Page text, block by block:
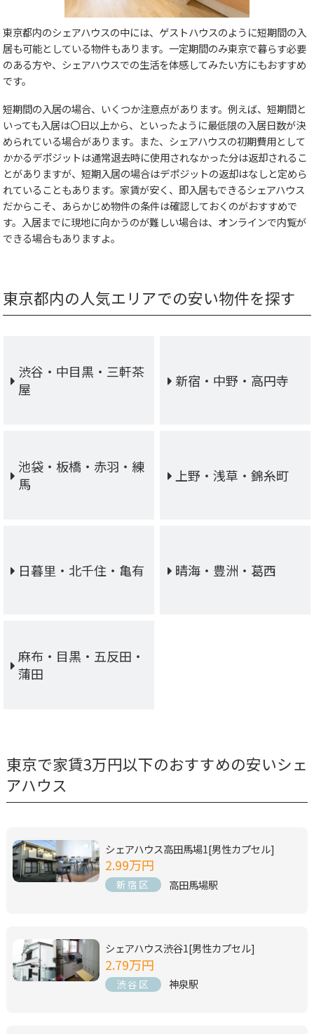
東京都内のシェアハウスの中には、ゲストハウスのように短期間の入
居も可能としている物件もあります。一定期間のみ東京で暮らす必要
のある方や、シェアハウスでの生活を体感してみたい方にもおすすめ
です。
短期間の入居の場合、いくつか注意点があります。例えば、短期間と
いっても入居は〇日以上から、といったように最低限の入居日数が決
められている場合があります。また、シェアハウスの初期費用として
かかるデポジットは通常退去時に使用されなかった分は返却されるこ
とがありますが、短期入居の場合はデポジットの返却はなしと定めら
れていることもあります。家賃が安く、即入居もできるシェアハウス
だからこそ、あらかじめ物件の条件は確認しておくのがおすすめで
す。入居までに現地に向かうのが難しい場合は、オンラインで内覧が
できる場合もありますよ。
東京都内の人気エリアでの安い物件を探す
渋谷・中目黒・三軒茶
屋
新宿・中野・高円寺
池袋・板橋・赤羽・練
馬
上野・浅草・錦糸町
日暮里・北千住・亀有 晴海・豊洲・葛西
麻布・目黒・五反田・
蒲田
東京で家賃3万円以下のおすすめの安いシェ
アハウス
シェアハウス高田馬場1[男性カプセル]
2.99万円
新宿区 高田馬場駅
シェアハウス渋谷1[男性カプセル]
2.79万円
渋谷区 神泉駅